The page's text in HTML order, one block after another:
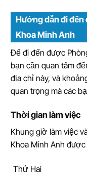
Hướng dẫn đi đến
Khoa Minh Anh
Để đi đến được
bạn cần quan tâm
địa chỉ này, và
quan trọng mà các
Thời gian làm việc
Khung giờ làm việc
Khoa Minh Anh
Thứ Hai